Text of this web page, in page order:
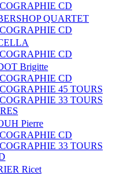
CD
QUARTET
CD
CD
Brigitte
CD
45 TOURS
33 TOURS
Pierre
CD
33 TOURS
Ricet